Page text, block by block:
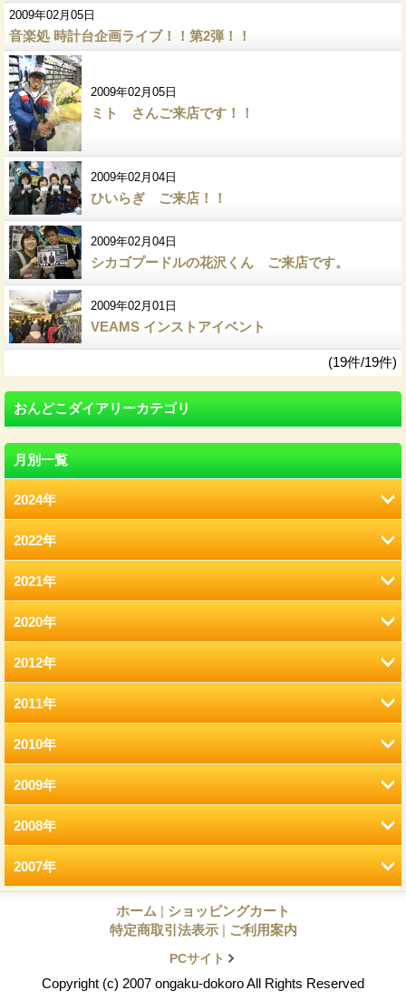
2009年02月05日
音楽処 時計台企画ライブ！！第2弾！！
2009年02月05日
ミト さんご来店です！！
2009年02月04日
ひいらぎ ご来店！！
2009年02月04日
シカゴプードルの花沢くん ご来店です。
2009年02月01日
VEAMS インストアイベント
(19件/19件)
おんどこダイアリーカテゴリ
月別一覧
2024年
8月 (12)
2022年
2月 (12)
1月 (77)
2021年
12月 (41)
11月 (22)
10月 (22)
9月 (21)
8月 (17)
7月 (12)
6月 (10)
2020年
12月 (7)
11月 (6)
10月 (9)
9月 (13)
8月 (10)
7月 (9)
2012年
12月 (2)
11月 (2)
9月 (2)
8月 (4)
7月 (5)
2011年
12月 (2)
11月 (8)
10月 (3)
9月 (2)
6月 (11)
2010年
12月 (9)
11月 (15)
10月 (9)
7月 (15)
2009年
12月 (7)
11月 (25)
8月 (19)
2008年
12月 (33)
9月 (21)
2007年
10月 (34)
ホーム | ショッピングカート
特定商取引法表示 | ご利用案内
PCサイト
Copyright (c) 2007 ongaku-dokoro All Rights Reserved